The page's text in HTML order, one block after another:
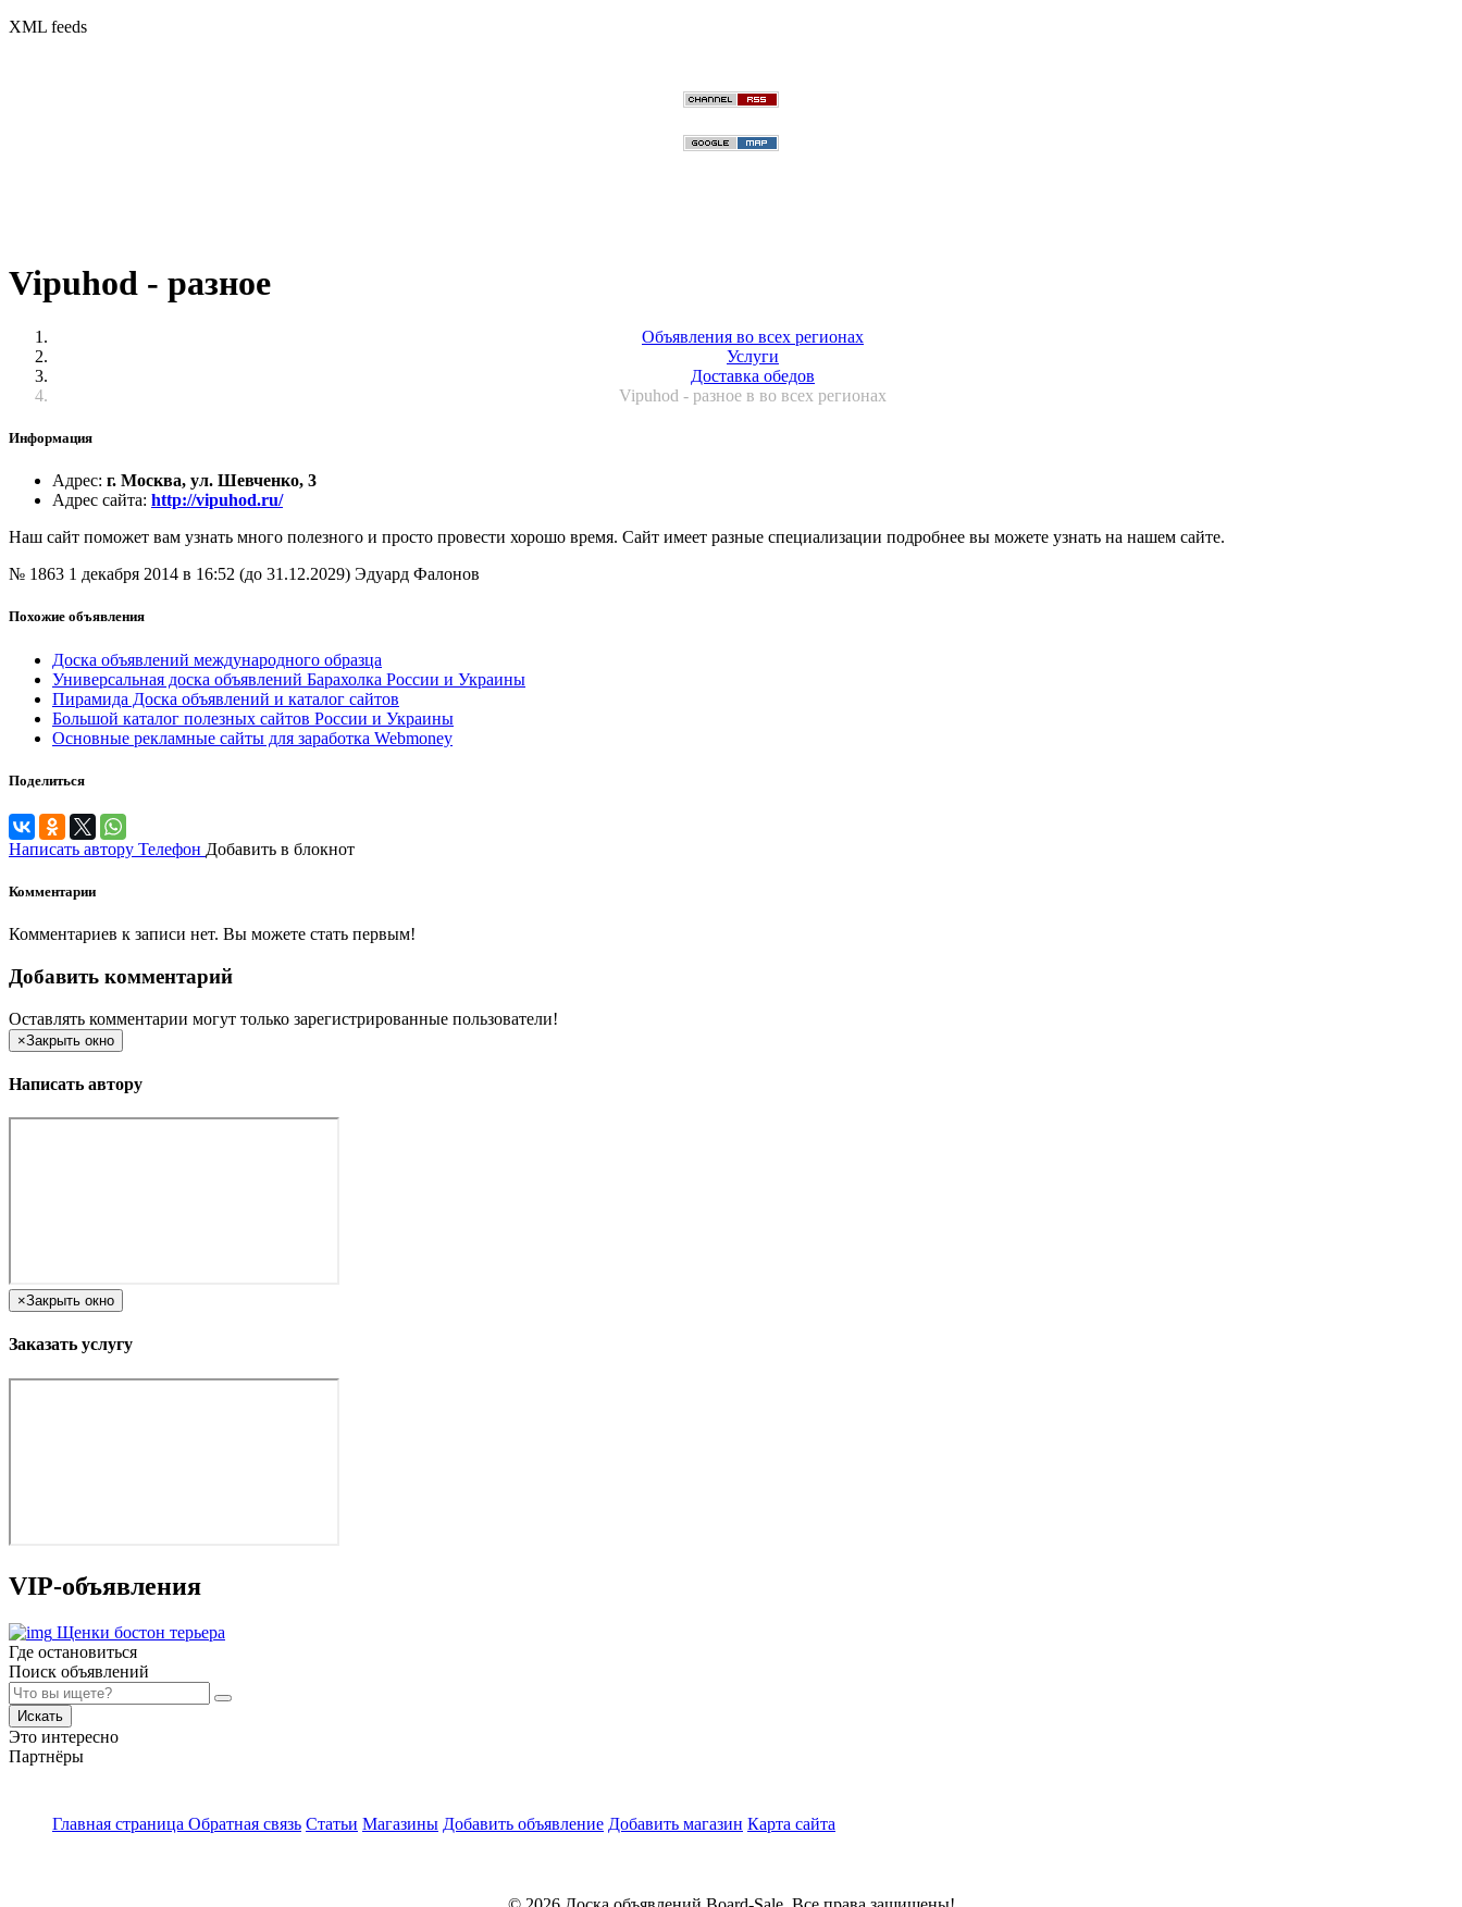
XML feeds
Vipuhod - разное
Объявления во всех регионах
Услуги
Доставка обедов
Vipuhod - разное в во всех регионах
Информация
Адрес: г. Москва, ул. Шевченко, 3
Адрес сайта: http://vipuhod.ru/
Наш сайт поможет вам узнать много полезного и просто провести хорошо время. Сайт имеет разные специализации подробнее вы можете узнать на нашем сайте.
№ 1863 1 декабря 2014 в 16:52 (до 31.12.2029) Эдуард Фалонов
Похожие объявления
Доска объявлений международного образца
Универсальная доска объявлений Барахолка России и Украины
Пирамида Доска объявлений и каталог сайтов
Большой каталог полезных сайтов России и Украины
Основные рекламные сайты для заработка Webmoney
Поделиться
Написать автору Телефон Добавить в блокнот
Комментарии
Комментариев к записи нет. Вы можете стать первым!
Добавить комментарий
Оставлять комментарии могут только зарегистрированные пользователи!
×Закрыть окно
Написать автору
×Закрыть окно
Заказать услугу
VIP-объявления
Щенки бостон терьера
Где остановиться
Поиск объявлений
Искать
Это интересно
Партнёры
Главная страница Обратная связь Статьи Магазины Добавить объявление Добавить магазин Карта сайта